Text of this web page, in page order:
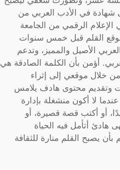
في الأدب العربي من
الإعلام الرقمي من الجامعة
القلم قبل خمس سنوات
الأصيل والمميز، وتدعم
أؤمن بأن الكلمة الصادقة هي
خلال موقعي إلى إثراء
وتقديم محتوى هادف يلامس
لا أكون منشغلة بإدارة
أو أكتب قصة قصيرة، أو
هادئ أتأمل فيه الحياة
يصبح القلم منارة للثقافة